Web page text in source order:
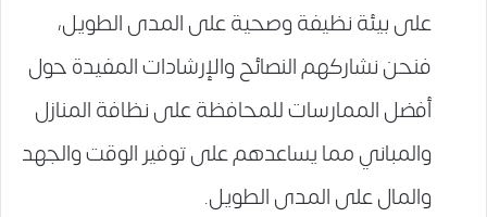
على بيئة نظيفة وصحية على المدى الطويل،
فنحن نشاركهم النصائح والإرشادات المفيدة حول
أفضل الممارسات للمحافظة على نظافة المنازل
والمباني مما يساعدهم على توفير الوقت والجهد
والمال على المدى الطويل.